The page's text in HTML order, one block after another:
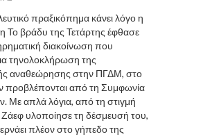
πραξικόπημα κάνει λόγο η
Το βράδυ της Τετάρτης έφθασε
διακοίνωση που
τηνολοκλήρωση της
αναθεώρησης στην ΠΓΔΜ, στο
προβλέπονται από τη Συμφωνία
Με απλά λόγια, από τη στιγμή
υλοποίησε τη δέσμευσή του,
πλέον στο γήπεδο της